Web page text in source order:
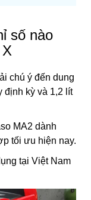
số nào
chú ý đến dung
định kỳ và 1,2 lít
MA2 dành
tối ưu hiện nay.
tại Việt Nam